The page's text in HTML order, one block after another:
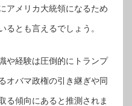
アメリカ大統領になるため
るとも言えるでしょう。
や経験は圧倒的にトランプ
オバマ政権の引き継ぎや同
る傾向にあると推測されま